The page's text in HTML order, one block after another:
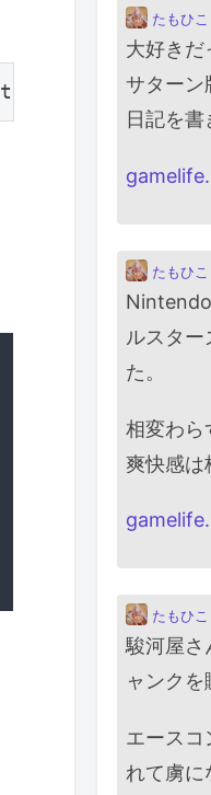
たもひこ
大好きだ
サターン
日記を書
たもひこ
ルスター
た。
相変わら
爽快感は
たもひこ
駿河屋さ
ャンクを
エースコ
れて虜に